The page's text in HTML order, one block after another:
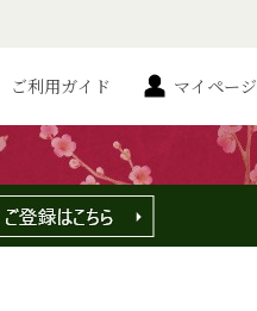
ご利用ガイド マイページ